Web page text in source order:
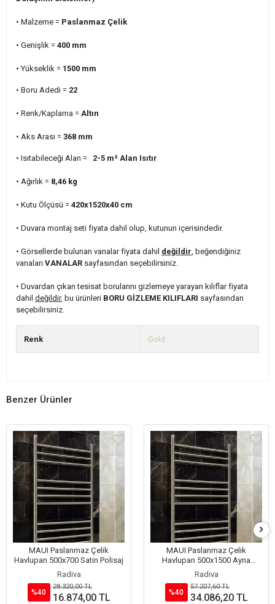
• Malzeme = Paslanmaz Çelik
• Genişlik = 400 mm
• Yükseklik = 1500 mm
• Boru Adedi = 22
• Renk/Kaplama = Altın
• Aks Arası = 368 mm
• Isıtabileceği Alan = 2-5 m² Alan Isıtır
• Ağırlık = 8,46 kg
• Kutu Ölçüsü = 420x1520x40 cm
• Duvara montaj seti fiyata dahil olup, kutunun içerisindedir.
• Görsellerde bulunan vanalar fiyata dahil değildir, beğendiğiniz
vanaları VANALAR sayfasından seçebilirsiniz.
• Duvardan çıkan tesisat borularını gizlemeye yarayan kılıflar fiyata
dahil değildir, bu ürünleri BORU GİZLEME KILIFLARI sayfasından
seçebilirsiniz.
Renk Gold
Benzer Ürünler
MAUI Paslanmaz Çelik
Havlupan 500x700 Satin Polisaj
Radiva
%40
28.320,00 TL
16.874,00 TL
MAUI Paslanmaz Çelik
Havlupan 500x1500 Ayna
Polisaj
Radiva
%40
57.207,60 TL
34.086,20 TL